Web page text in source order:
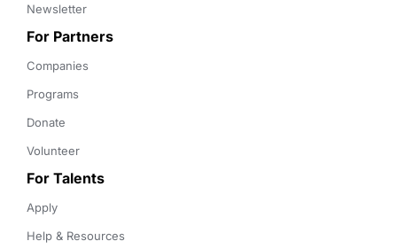
Newsletter
For Partners
Companies
Programs
Donate
Volunteer
For Talents
Apply
Help & Resources